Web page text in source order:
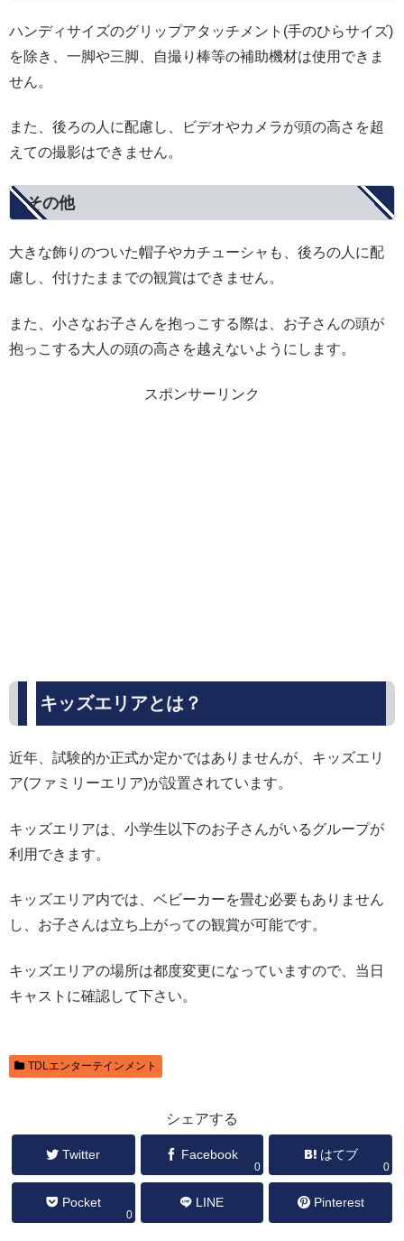
ハンディサイズのグリップアタッチメント(手のひらサイズ)
を除き、一脚や三脚、自撮り棒等の補助機材は使用できま
せん。
また、後ろの人に配慮し、ビデオやカメラが頭の高さを超
えての撮影はできません。
その他
大きな飾りのついた帽子やカチューシャも、後ろの人に配
慮し、付けたままでの観賞はできません。
また、小さなお子さんを抱っこする際は、お子さんの頭が
抱っこする大人の頭の高さを越えないようにします。
スポンサーリンク
キッズエリアとは？
近年、試験的か正式か定かではありませんが、キッズエリ
ア(ファミリーエリア)が設置されています。
キッズエリアは、小学生以下のお子さんがいるグループが
利用できます。
キッズエリア内では、ベビーカーを畳む必要もありません
し、お子さんは立ち上がっての観賞が可能です。
キッズエリアの場所は都度変更になっていますので、当日
キャストに確認して下さい。
TDLエンターテインメント
シェアする
Twitter Facebook
0
はてブ
0
Pocket
0
LINE Pinterest